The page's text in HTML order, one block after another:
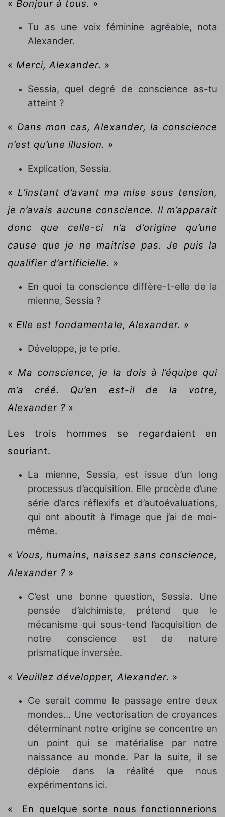
« Bonjour à tous. »
Tu as une voix féminine agréable, nota
Alexander.
« Merci, Alexander. »
Sessia, quel degré de conscience as-tu
atteint ?
« Dans mon cas, Alexander, la conscience
n’est qu’une illusion. »
Explication, Sessia.
« L’instant d’avant ma mise sous tension,
je n’avais aucune conscience. Il m’apparait
donc que celle-ci n’a d’origine qu’une
cause que je ne maitrise pas. Je puis la
qualifier d’artificielle. »
En quoi ta conscience diffère-t-elle de la
mienne, Sessia ?
« Elle est fondamentale, Alexander. »
Développe, je te prie.
« Ma conscience, je la dois à l’équipe qui
m’a créé. Qu’en est-il de la votre,
Alexander ? »
Les trois hommes se regardaient en
souriant.
La mienne, Sessia, est issue d’un long
processus d’acquisition. Elle procède d’une
série d’arcs réflexifs et d’autoévaluations,
qui ont aboutit à l’image que j’ai de moi-
même.
« Vous, humains, naissez sans conscience,
Alexander ? »
C’est une bonne question, Sessia. Une
pensée d’alchimiste, prétend que le
mécanisme qui sous-tend l’acquisition de
notre conscience est de nature
prismatique inversée.
« Veuillez développer, Alexander. »
Ce serait comme le passage entre deux
mondes… Une vectorisation de croyances
déterminant notre origine se concentre en
un point qui se matérialise par notre
naissance au monde. Par la suite, il se
déploie dans la réalité que nous
expérimentons ici.
« En quelque sorte nous fonctionnerions